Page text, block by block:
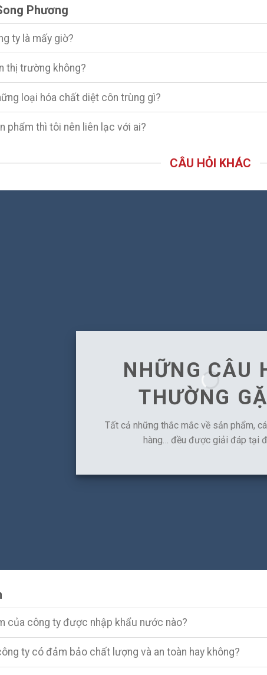
Phương
ty là mấy giờ?
thị trường không?
loại hóa chất diệt côn trùng gì?
phẩm thì tôi nên liên lạc với ai?
CÂU HỎI KHÁC
NHỮNG CÂU
THƯỜNG
Tất cả những thắc mắc về sản phẩm,
hàng… đều được giải đáp tại
của công ty được nhập khẩu nước nào?
ty có đảm bảo chất lượng và an toàn hay không?